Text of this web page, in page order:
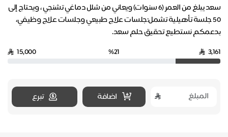
سعد يبلغ من العمر (6 سنوات) ويعاني من شلل دماغي تشنجي ، ويحتاج إلى
50 جلسة تأهيلية تشمل:جلسات علاج طبيعي وجلسات علاج وظيفي،
بدعمكم نستطيع تحقيق حلم سعد.
3,161
%21
15,000
اضافة تبرع